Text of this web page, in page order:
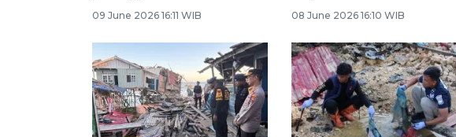
09 June 2026 16:11 WIB 08 June 2026 16:10 WIB